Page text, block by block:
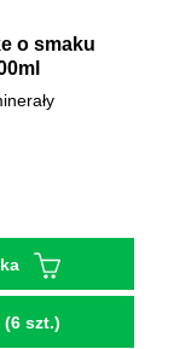
o smaku
(6 szt.)